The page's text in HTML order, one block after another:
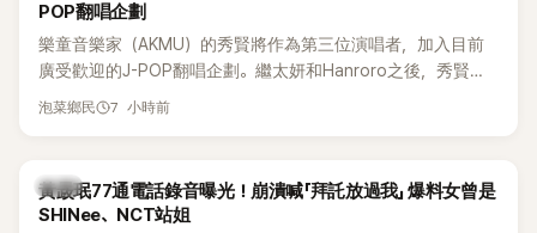
POP翻唱企劃
樂童音樂家（AKMU）的秀賢將作為第三位演唱者，加入目前
廣受歡迎的J-POP翻唱企劃。繼太妍和Hanroro之後，秀賢已
獲選為第三首翻唱歌曲的主唱，並於近期完成錄音。
泡菜鄉民 7 小時前
韓星
黃晸珉77通電話錄音曝光！崩潰喊「拜託放過我」 爆料女曾是
SHINee、NCT站姐